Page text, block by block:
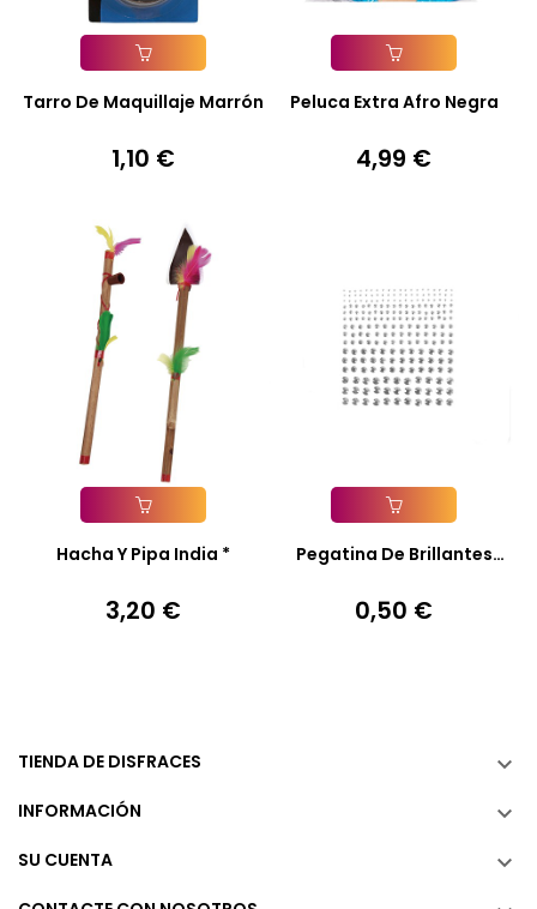
Añadir A La Cesta
Tarro De Maquillaje Marrón
Precio
1,10 €
Añadir A La Cesta
Peluca Extra Afro Negra
Precio
4,99 €
Añadir A La Cesta
Hacha Y Pipa India *
Precio
3,20 €
Añadir A La Cesta
Pegatina De Brillantes
Precio
0,50 €
TIENDA DE DISFRACES 
INFORMACIÓN 
SU CUENTA 